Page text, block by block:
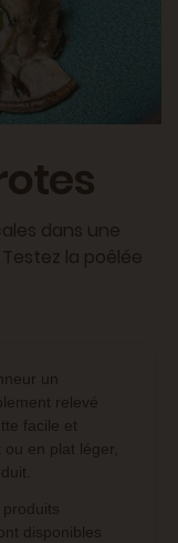
dans une
la poêlée
un
relevé
facile et
en plat léger,
produits
disponibles